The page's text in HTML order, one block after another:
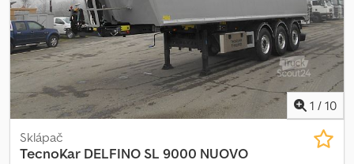
1 / 10
Sklápač
TecnoKar DELFINO SL 9000 NUOVO